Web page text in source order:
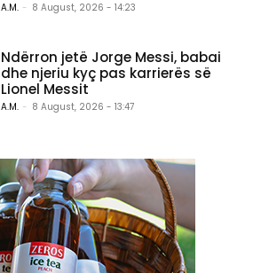
A.M. - 8 August, 2026 - 14:23
Ndërron jetë Jorge Messi, babai
dhe njeriu kyç pas karrierës së
Lionel Messit
A.M. - 8 August, 2026 - 13:47